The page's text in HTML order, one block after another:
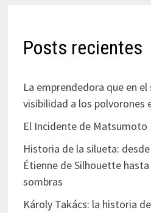
Posts recientes
La emprendedora que en el
visibilidad a los polvorones
El Incidente de Matsumoto
Historia de la silueta:
Étienne de Silhouette
sombras
Károly Takács: la historia